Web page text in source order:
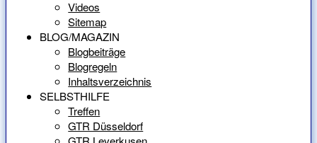
Videos
Sitemap
BLOG/MAGAZIN
Blogbeiträge
Blogregeln
Inhaltsverzeichnis
SELBSTHILFE
Treffen
GTR Düsseldorf